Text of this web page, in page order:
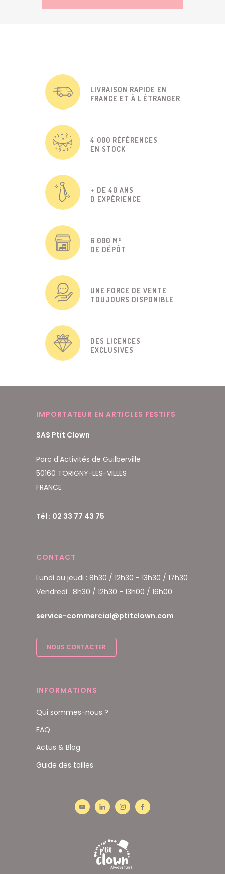
LIVRAISON RAPIDE EN
FRANCE ET À L'ÉTRANGER
4 000 RÉFÉRENCES
EN STOCK
+ DE 40 ANS
D'EXPÉRIENCE
6 000 M²
DE DÉPÔT
UNE FORCE DE VENTE
TOUJOURS DISPONIBLE
DES LICENCES
EXCLUSIVES
IMPORTATEUR EN ARTICLES FESTIFS
SAS Ptit Clown
Parc d'Activités de Guilberville
50160 TORIGNY-LES-VILLES
FRANCE
Tél : 02 33 77 43 75
CONTACT
Lundi au jeudi : 8h30 / 12h30 - 13h30 / 17h30
Vendredi : 8h30 / 12h30 - 13h00 / 16h00
service-commercial@ptitclown.com
NOUS CONTACTER
INFORMATIONS
Qui sommes-nous ?
FAQ
Actus & Blog
Guide des tailles